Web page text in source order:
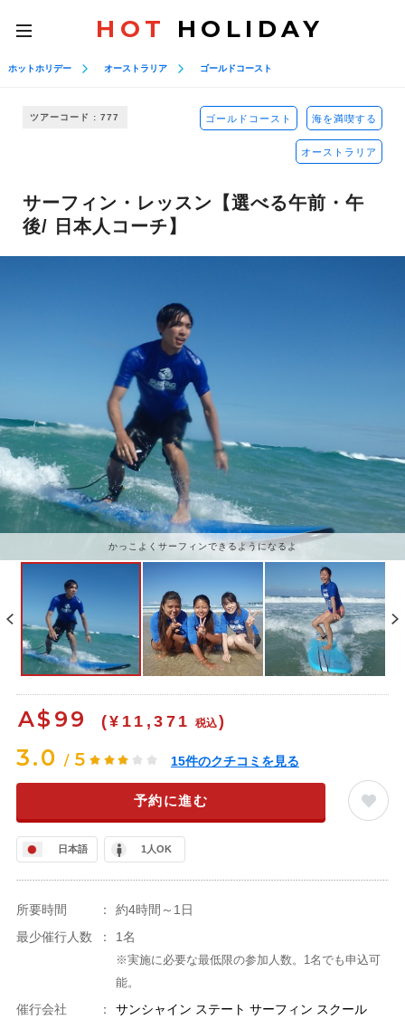
toggle
navigation
HOT HOLIDAY
ホットホリデー オーストラリア ゴールドコースト
ツアーコード : 777 ゴールドコースト 海を満喫する
オーストラリア
サーフィン・レッスン【選べる午前・午
後/ 日本人コーチ】
かっこよくサーフィンできるようになるよ
A$ 99 (¥11,371 税込)
3.0 / 5 15件のクチコミを見る
予約に進む
日本語 1人OK
所要時間 ：
約4時間～1日
最少催行人数
： 1名
※実施に必要な最低限の参加人数。1名でも申込可
能。
催行会社 ： サンシャイン ステート サーフィン スクール